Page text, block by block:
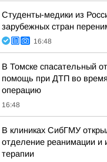
Студенты-медики из
зарубежных стран
16:48
В Томске спасательный
помощь при ДТП во
операцию
16:48
В клиниках СибГМУ
отделение реанимации и
терапии